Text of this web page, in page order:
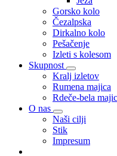
Gorsko kolo
Čezalpska
Dirkalno kolo
Pešačenje
Izleti s kolesom
Skupnost
Kralj izletov
Rumena majica
Rdeče-bela
O nas
Naši cilji
Stik
Impresum